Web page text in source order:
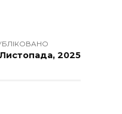
2025